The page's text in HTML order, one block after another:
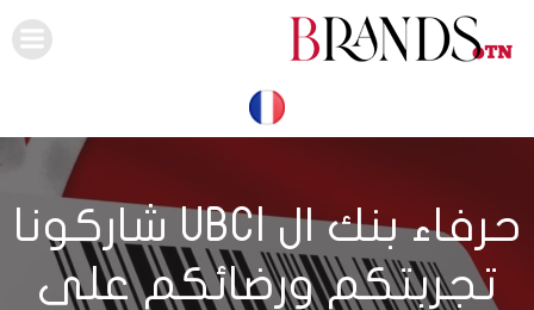
حرفاء بنك ال UBCI شاركونا
تجربتكم ورضائكم على